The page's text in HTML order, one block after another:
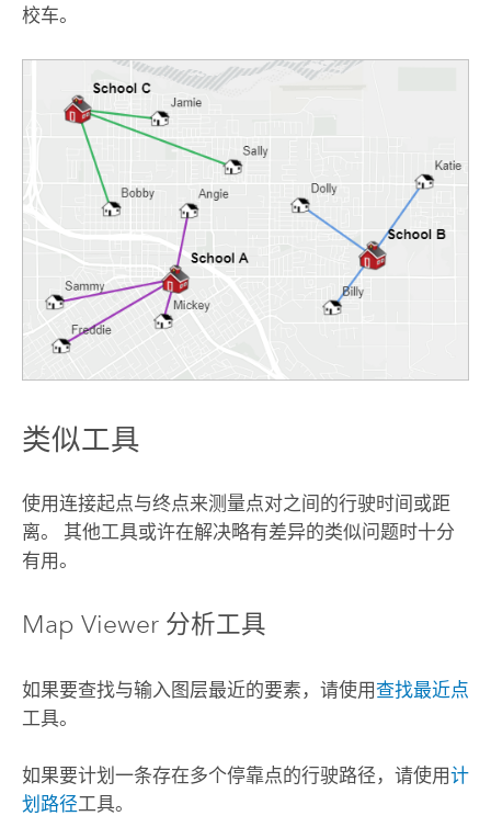
校车。
类似工具
使用连接起点与终点来测量点对之间的行驶时间或距
离。 其他工具或许在解决略有差异的类似问题时十分
有用。
Map Viewer分析工具
如果要查找与输入图层最近的要素，请使用查找最近点
工具。
如果要计划一条存在多个停靠点的行驶路径，请使用计
划路径工具。